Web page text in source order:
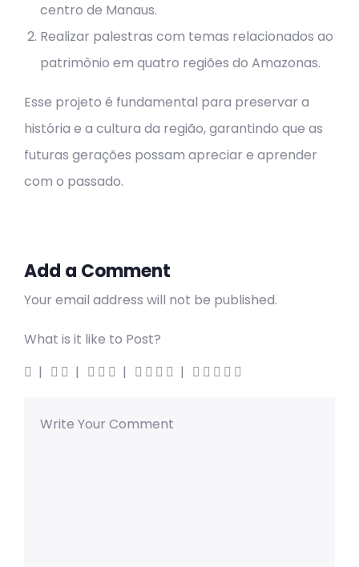
centro de Manaus.
Realizar palestras com temas relacionados ao
patrimônio em quatro regiões do Amazonas.
Esse projeto é fundamental para preservar a
história e a cultura da região, garantindo que as
futuras gerações possam apreciar e aprender
com o passado.
Add a Comment
Your email address will not be published.
What is it like to Post?